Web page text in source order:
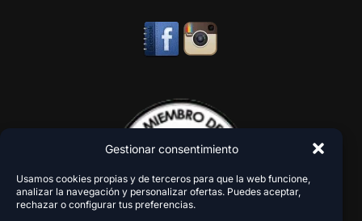
Gestionar consentimiento
Usamos cookies propias y de terceros para que la web funcione,
analizar la navegación y personalizar ofertas. Puedes aceptar,
rechazar o configurar tus preferencias.